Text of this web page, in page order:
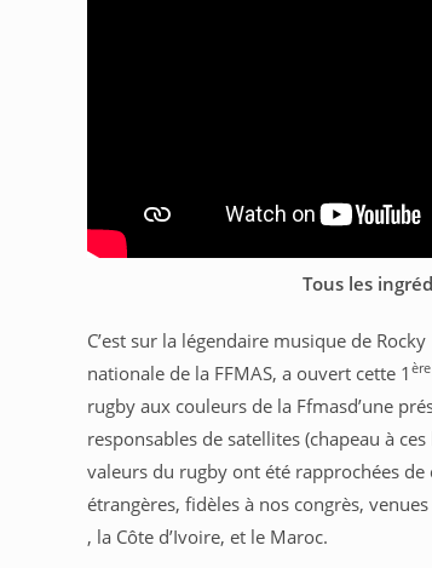
Tous les
C’est sur la légendaire musique de
nationale de la FFMAS, a ouvert cette 1 ère
rugby aux couleurs de la Ffmasd’une
responsables de satellites (chapeau à
valeurs du rugby ont été rapprochées de
étrangères, fidèles à nos congrès,
, la Côte d’Ivoire, et le Maroc.